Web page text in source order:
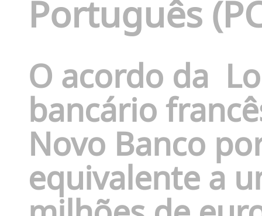
Português
O acordo da
bancário
Novo Banco
equivalente a